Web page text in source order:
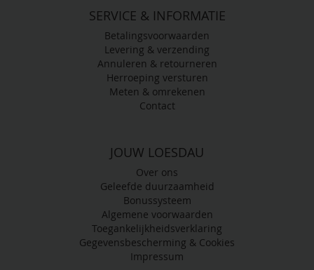
SERVICE & INFORMATIE
Betalingsvoorwaarden
Levering & verzending
Annuleren & retourneren
Herroeping versturen
Meten & omrekenen
Contact
JOUW LOESDAU
Over ons
Geleefde duurzaamheid
Bonussysteem
Algemene voorwaarden
Toegankelijkheidsverklaring
Gegevensbescherming & Cookies
Impressum